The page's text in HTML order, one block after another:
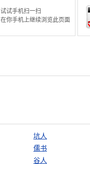
试试手机扫一扫
在你手机上继续浏览此页面
坑人
儒书
谷人